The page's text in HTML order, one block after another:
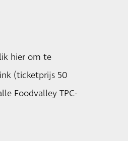
hierom te
(ticketprijs 50
Foodvalley TPC-